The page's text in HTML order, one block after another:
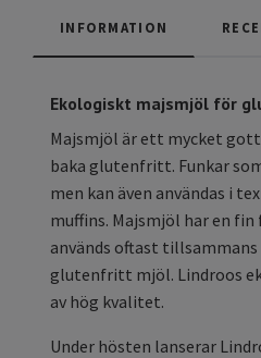
INFORMATION
Ekologiskt majsmjöl för
Majsmjöl är ett mycket gott
baka glutenfritt. Funkar
men kan även användas i
muffins. Majsmjöl har en fin
används oftast
glutenfritt mjöl. Lindroos
av hög kvalitet.
Under hösten lanserar